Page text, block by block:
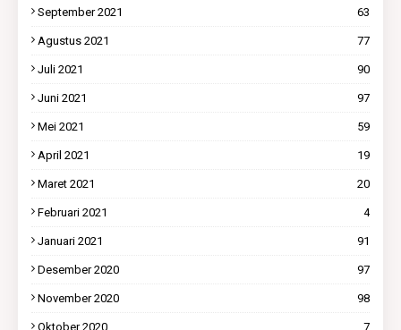
September 2021 63
Agustus 2021 77
Juli 2021 90
Juni 2021 97
Mei 2021 59
April 2021 19
Maret 2021 20
Februari 2021 4
Januari 2021 91
Desember 2020 97
November 2020 98
Oktober 2020 7